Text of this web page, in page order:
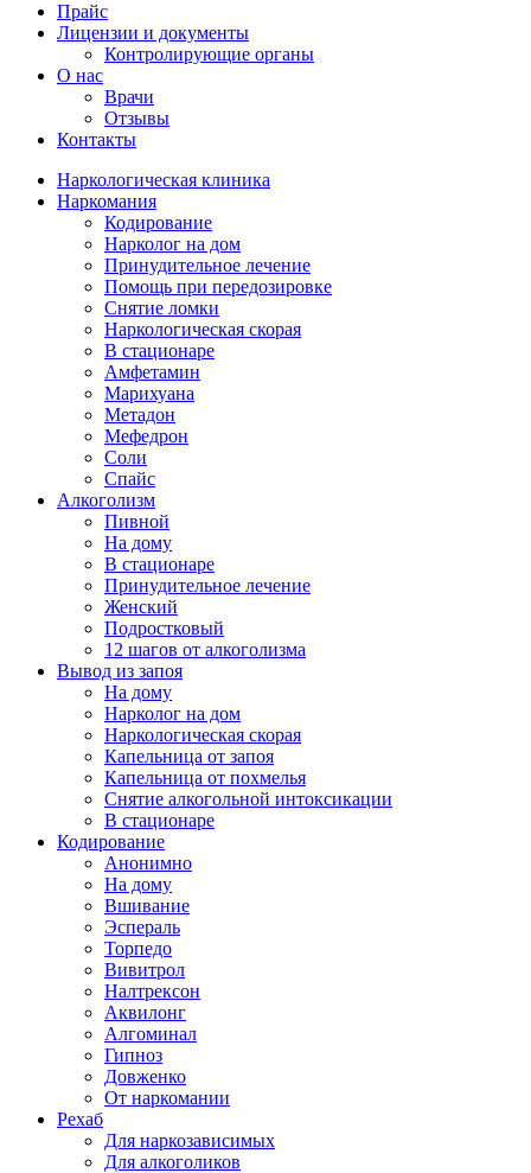
Прайс
Лицензии и документы
Контролирующие органы
О нас
Врачи
Отзывы
Контакты
Наркологическая клиника
Наркомания
Кодирование
Нарколог на дом
Принудительное лечение
Помощь при передозировке
Снятие ломки
Наркологическая скорая
В стационаре
Амфетамин
Марихуана
Метадон
Мефедрон
Соли
Спайс
Алкоголизм
Пивной
На дому
В стационаре
Принудительное лечение
Женский
Подростковый
12 шагов от алкоголизма
Вывод из запоя
На дому
Нарколог на дом
Наркологическая скорая
Капельница от запоя
Капельница от похмелья
Снятие алкогольной интоксикации
В стационаре
Кодирование
Анонимно
На дому
Вшивание
Эспераль
Торпедо
Вивитрол
Налтрексон
Аквилонг
Алгоминал
Гипноз
Довженко
От наркомании
Рехаб
Для наркозависимых
Для алкоголиков